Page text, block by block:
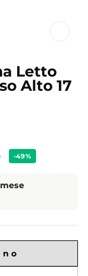
Letto
Alto 17
-49%